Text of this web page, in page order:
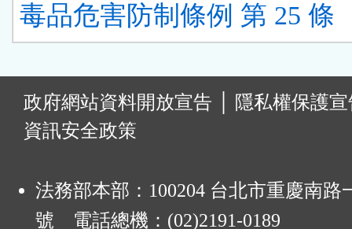
毒品危害防制條例 第 25 條
政府網站資料開放宣告
隱私權保護
資訊安全政策
法務部本部：100204 台北市重慶南路
號 電話總機：(02)2191-0189